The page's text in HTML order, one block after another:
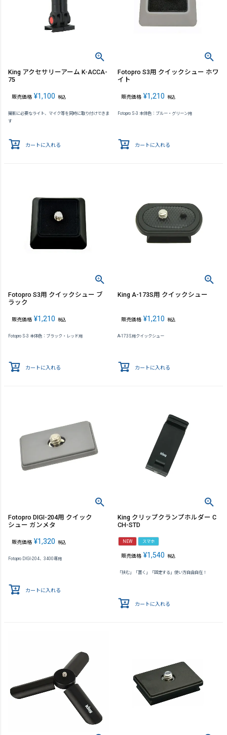
King アクセサリーアーム K-ACCA-
75
販売価格 ¥1,100 税込
撮影に必要なライト、マイク等を同時に取り付けできま
す
カートに入れる
Fotopro S3用 クイックシュー ホワ
イト
販売価格 ¥1,210 税込
Fotopro S-3 本体色：ブルー・グリーン用
カートに入れる
Fotopro S3用 クイックシュー ブ
ラック
販売価格 ¥1,210 税込
Fotopro S-3 本体色：ブラック・レッド用
カートに入れる
King A-173S用 クイックシュー
販売価格 ¥1,210 税込
A-173S用クイックシュー
カートに入れる
Fotopro DIGI-204用 クイック
シュー ガンメタ
販売価格 ¥1,320 税込
Fotopro DIGI-204、3400専用
カートに入れる
King クリップクランプホルダー C
CH-STD
NEW スマホ
販売価格 ¥1,540 税込
「挟む」「置く」「固定する」使い方自由自在！
カートに入れる